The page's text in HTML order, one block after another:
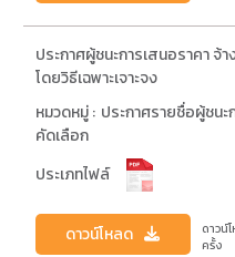
ประกาศผู้ชนะการเสนอราคา
โดยวิธีเฉพาะเจาะจง
หมวดหมู่ : ประกาศรายชื่อผู้ชน
คัดเลือก
ประเภทไฟล์
ดาวน์โหลด
ดาวน์
ครั้ง